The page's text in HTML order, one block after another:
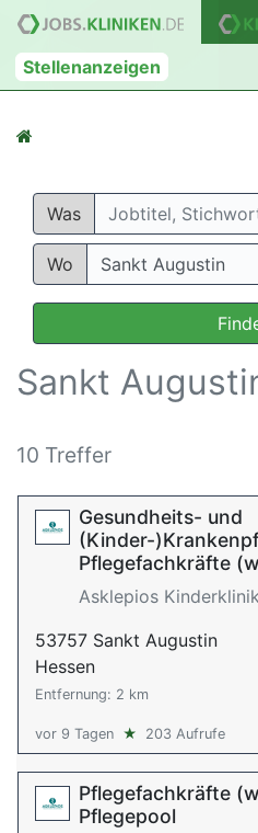
Stellenanzeigen
Was
Wo
Sankt
10 Treffer
Gesundheits- und
(Kinder-
Pflegefachkräfte
Asklepios
53757 Sankt Augustin
Hessen
Entfernung: 2 km
vor 9 Tagen ★ 203 Aufrufe
Pflegefachkräfte
Pflegepool